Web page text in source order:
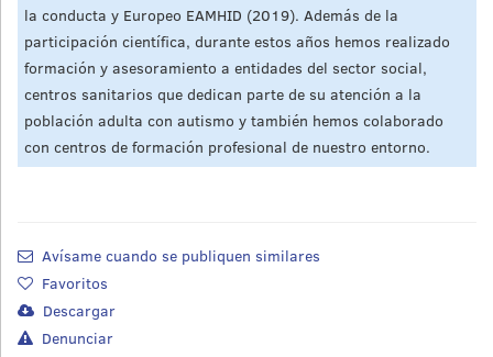
la conducta y Europeo EAMHID (2019). Además de la
participación científica, durante estos años hemos realizado
formación y asesoramiento a entidades del sector social,
centros sanitarios que dedican parte de su atención a la
población adulta con autismo y también hemos colaborado
con centros de formación profesional de nuestro entorno.
Avísame cuando se publiquen similares
Favoritos
Descargar
Denunciar